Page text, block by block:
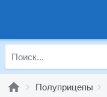
Полуприцепы